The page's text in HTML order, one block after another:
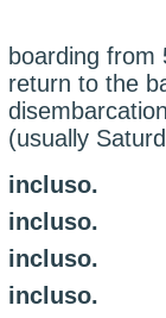
boarding from
return to the
(usually
incluso.
incluso.
incluso.
incluso.